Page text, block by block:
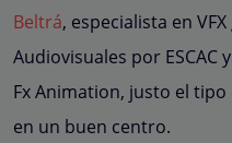
Beltrá, especialista en
Audiovisuales por
Fx Animation, justo el
en un buen centro.